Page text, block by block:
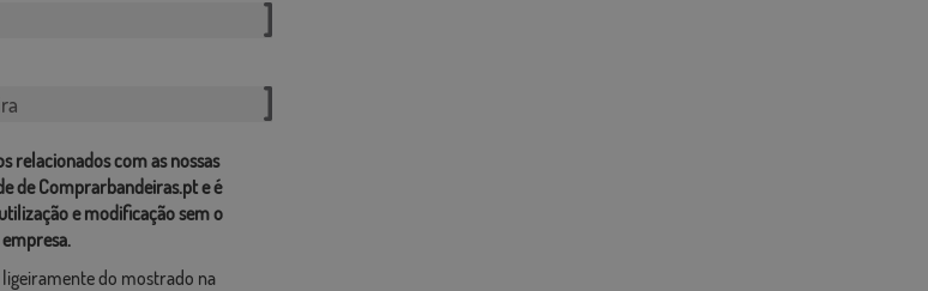
relacionados com as nossas
de Comprarbandeiras.pt e é
e modificação sem o
do mostrado na